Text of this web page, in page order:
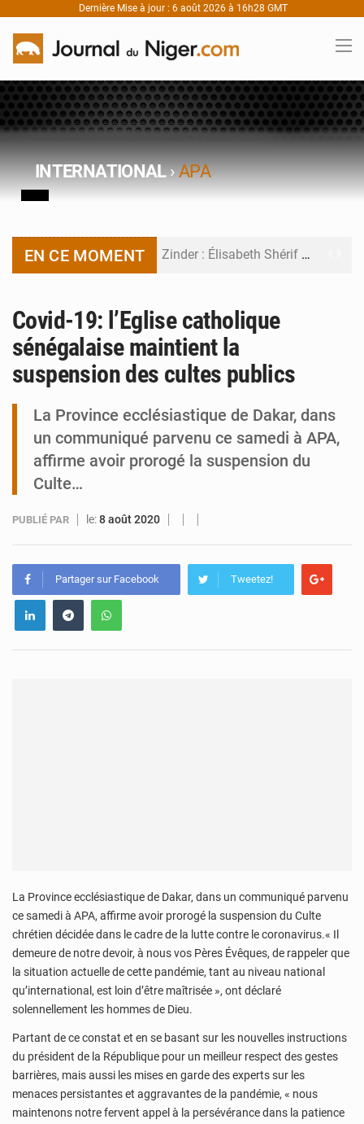
Dernière Mise à jour : 6 août 2026 à 16h28 GMT
INTERNATIONAL›APA
EN CE MOMENT Zinder : Élisabeth Shérif visite l’école Birni Garçon
Covid-19: l’Eglise catholique
sénégalaise maintient la
suspension des cultes publics
La Province ecclésiastique de Dakar, dans
un communiqué parvenu ce samedi à APA,
affirme avoir prorogé la suspension du
Culte…
PUBLIÉ PAR le:8 août 2020
Partager sur Facebook Tweetez!
La Province ecclésiastique de Dakar, dans un communiqué parvenu
ce samedi à APA, affirme avoir prorogé la suspension du Culte
chrétien décidée dans le cadre de la lutte contre le coronavirus.« Il
demeure de notre devoir, à nous vos Pères Évêques, de rappeler que
la situation actuelle de cette pandémie, tant au niveau national
qu’international, est loin d’être maîtrisée », ont déclaré
solennellement les hommes de Dieu.
Partant de ce constat et en se basant sur les nouvelles instructions
du président de la République pour un meilleur respect des gestes
barrières, mais aussi les mises en garde des experts sur les
menaces persistantes et aggravantes de la pandémie, « nous
maintenons notre fervent appel à la persévérance dans la patience